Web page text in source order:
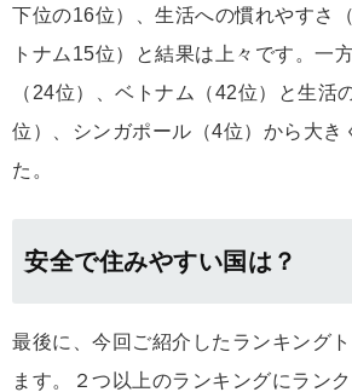
下位の16位）、生活への慣れやすさ
トナム15位）と結果は上々です。一
（24位）、ベトナム（42位）と生活
位）、シンガポール（4位）から大き
た。
安全で住みやすい国は？
最後に、今回ご紹介したランキング
ます。２つ以上のランキングにラン